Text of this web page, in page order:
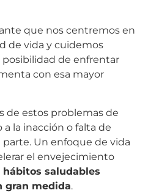
que nos centremos en
de vida y cuidemos
posibilidad de enfrentar
con esa mayor
de estos problemas de
la inacción o falta de
Un enfoque de vida
el envejecimiento
hábitos saludables
gran medida.